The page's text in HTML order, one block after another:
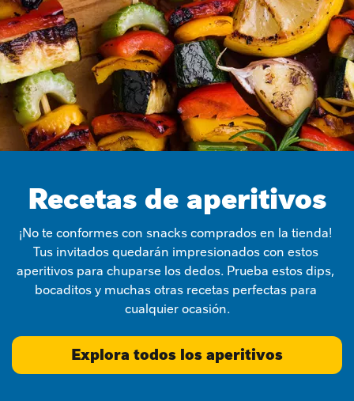
Recetas de aperitivos
¡No te conformes con snacks comprados en la tienda!
Tus invitados quedarán impresionados con estos
aperitivos para chuparse los dedos. Prueba estos dips,
bocaditos y muchas otras recetas perfectas para
cualquier ocasión.
Explora todos los aperitivos